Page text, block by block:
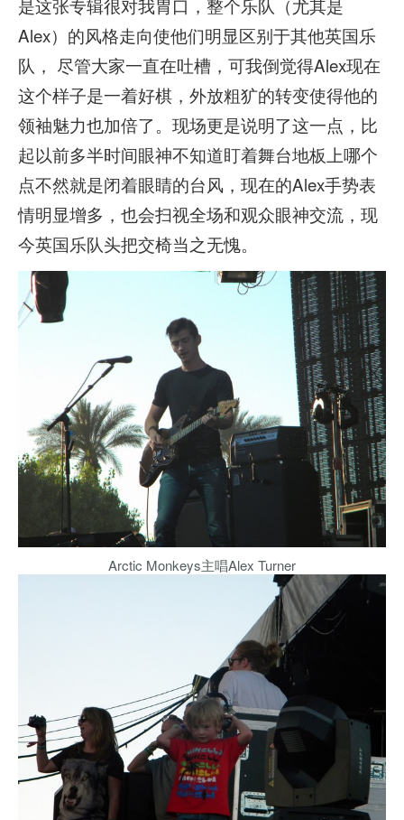
Alex）的风格走向使他们明显区别于其他英国乐
队， 尽管大家一直在吐槽，可我倒觉得Alex现在
这个样子是一着好棋，外放粗犷的转变使得他的
领袖魅力也加倍了。现场更是说明了这一点，比
起以前多半时间眼神不知道盯着舞台地板上哪个
点不然就是闭着眼睛的台风，现在的Alex手势表
情明显增多，也会扫视全场和观众眼神交流，现
今英国乐队头把交椅当之无愧。
Arctic Monkeys主唱Alex Turner